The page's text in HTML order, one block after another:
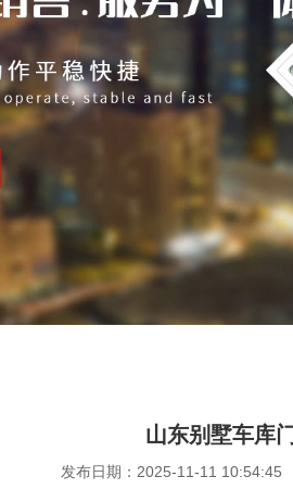
山东别墅车库
发布日期：2025-11-11